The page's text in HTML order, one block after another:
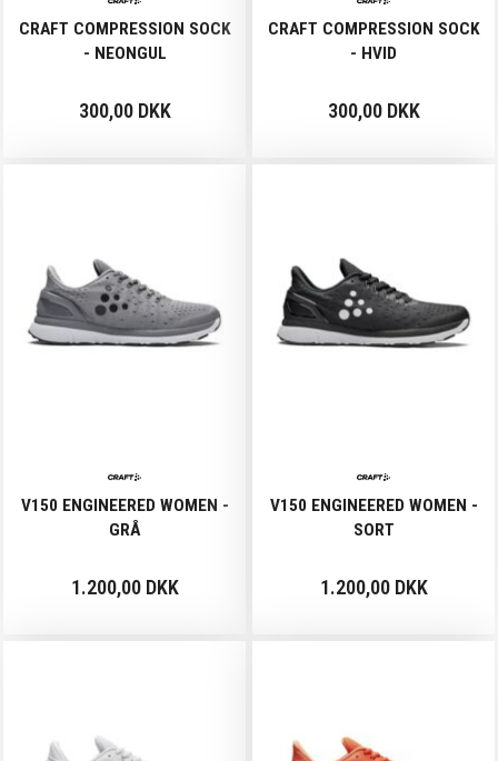
CRAFT COMPRESSION SOCK
- NEONGUL
300,00 DKK
CRAFT COMPRESSION SOCK
- HVID
300,00 DKK
V150 ENGINEERED WOMEN -
GRÅ
1.200,00 DKK
V150 ENGINEERED WOMEN -
SORT
1.200,00 DKK